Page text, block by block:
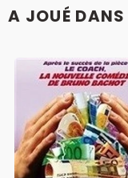
A JOUÉ